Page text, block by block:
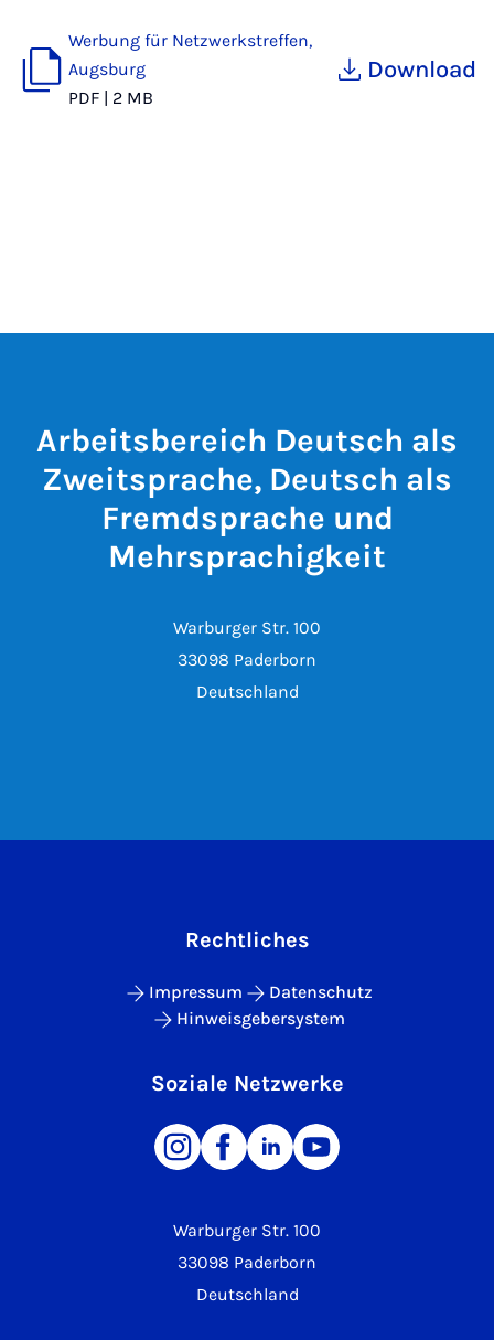
Werbung für Netzwerkstreffen,
Augsburg
PDF | 2 MB
Download
Arbeitsbereich Deutsch als
Zweitsprache, Deutsch als
Fremdsprache und
Mehrsprachigkeit
Warburger Str. 100
33098 Paderborn
Deutschland
Warburger Str. 100
33098 Paderborn
Deutschland
Rechtliches
Impressum
Datenschutz
Hinweisgebersystem
Soziale Netzwerke